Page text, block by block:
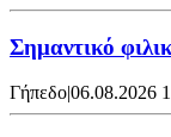
Σημαντικό
Γήπεδο|06.08.2026